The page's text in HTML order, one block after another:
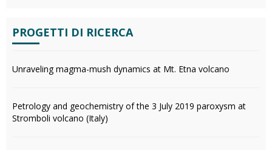
PROGETTI DI RICERCA
Unraveling magma-mush dynamics at Mt. Etna volcano
Petrology and geochemistry of the 3 July 2019 paroxysm at
Stromboli volcano (Italy)